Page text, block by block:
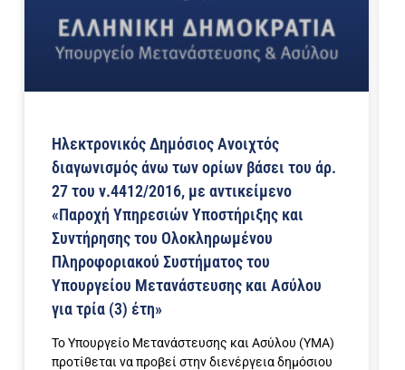
Ηλεκτρονικός Δημόσιος Ανοιχτός
διαγωνισμός άνω των ορίων βάσει του άρ.
27 του ν.4412/2016, με αντικείμενο
«Παροχή Υπηρεσιών Υποστήριξης και
Συντήρησης του Ολοκληρωμένου
Πληροφοριακού Συστήματος του
Υπουργείου Μετανάστευσης και Ασύλου
για τρία (3) έτη»
Το Υπουργείο Μετανάστευσης και Ασύλου (ΥΜΑ)
προτίθεται να προβεί στην διενέργεια δημόσιου